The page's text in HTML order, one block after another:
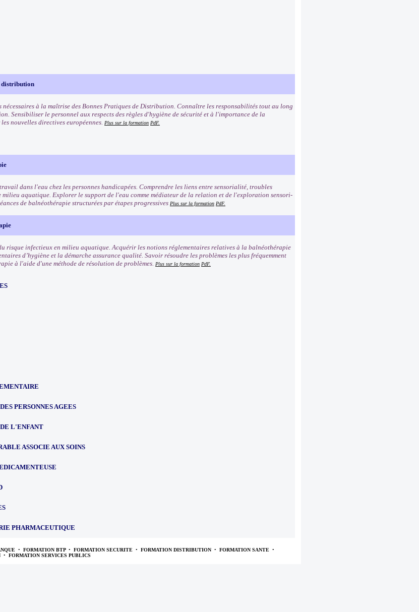
distribution
nécessaires à la maîtrise des Bonnes Pratiques de Distribution. Connaître les responsabilités tout au long
Sensibiliser le personnel aux respects des règles d'hygiène de sécurité et à l'importance de la
nouvelles directives européennes. Plus sur la formation PdF.
dans l'eau chez les personnes handicapées. Comprendre les liens entre sensorialité, troubles
milieu aquatique. Explorer le support de l'eau comme médiateur de la relation et de l'exploration sensori-
de balnéothérapie structurées par étapes progressives Plus sur la formation PdF.
risque infectieux en milieu aquatique. Acquérir les notions réglementaires relatives à la balnéothérapie
d’hygiène et la démarche assurance qualité. Savoir résoudre les problèmes les plus fréquemment
à l'aide d'une méthode de résolution de problèmes. Plus sur la formation PdF.
PERSONNES AGEES
L'ENFANT
ASSOCIE AUX SOINS
PHARMACEUTIQUE
• FORMATION BTP • FORMATION SECURITE • FORMATION DISTRIBUTION • FORMATION SANTE •
• FORMATION SERVICES PUBLICS